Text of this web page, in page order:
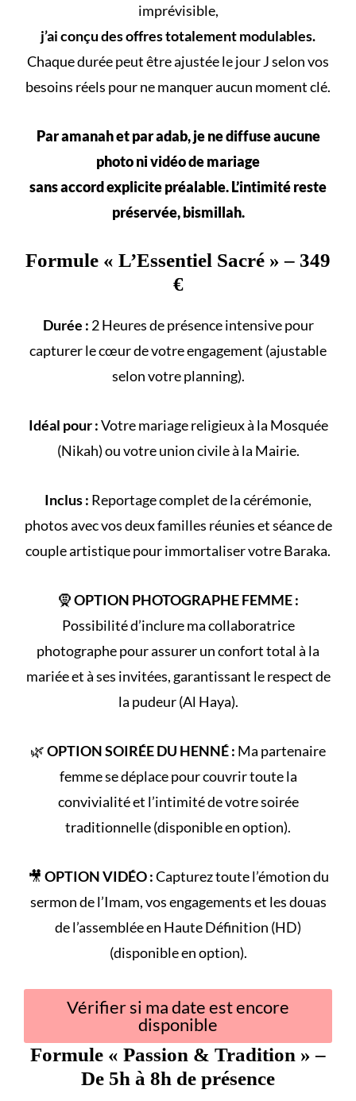
imprévisible,
j’ai conçu des offres totalement modulables.
Chaque durée peut être ajustée le jour J selon vos
besoins réels pour ne manquer aucun moment clé.
Par amanah et par adab, je ne diffuse aucune
photo ni vidéo de mariage
sans accord explicite préalable. L’intimité reste
préservée, bismillah.
Formule « L’Essentiel Sacré » – 349
€
Durée : 2 Heures de présence intensive pour
capturer le cœur de votre engagement (ajustable
selon votreplanning).
Idéal pour :Votremariage religieuxà la Mosquée
(Nikah) ou votreunion civileà la Mairie.
Inclus : Reportage complet de lacérémonie,
photos avec vos deux familles réunies et séance de
couple artistique pour immortaliser votre Baraka.
🧕OPTION PHOTOGRAPHE FEMME :
Possibilité d’inclure ma collaboratrice
photographe pour assurer un confort total à la
mariée et à ses invitées, garantissant le respect de
la pudeur (Al Haya).
🌿OPTION SOIRÉE DU HENNÉ : Ma partenaire
femme se déplace pour couvrir toute la
convivialité et l’intimité de votresoirée
traditionnelle(disponible en option).
🎥 OPTION VIDÉO :Capturez toute l’émotion du
sermon de l’Imam, vos engagements et les douas
de l’assemblée en Haute Définition (HD)
(disponible en option).
Vérifier si ma date est encore
disponible
Formule « Passion & Tradition » –
De 5h à 8h de présence